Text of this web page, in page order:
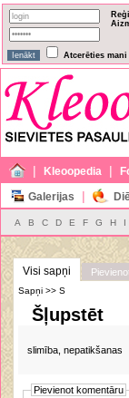
Atcerēties mani
| Kleoopedia |
Galerijas |
A B C D E F G H I
Visi sapņi
Sapņi >> S
Šļupstēt
slimība, nepatikšanas
Pievienot komentāru